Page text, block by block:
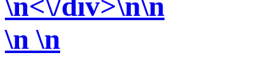
\n<\/div>\n\n
\n \n